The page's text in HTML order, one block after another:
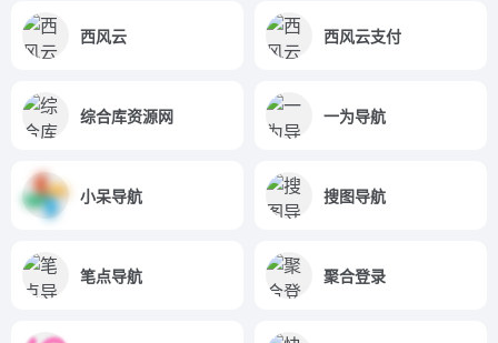
西风云 西风云支付
综合库资源网 一为导航
小呆导航 搜图导航
笔点导航 聚合登录